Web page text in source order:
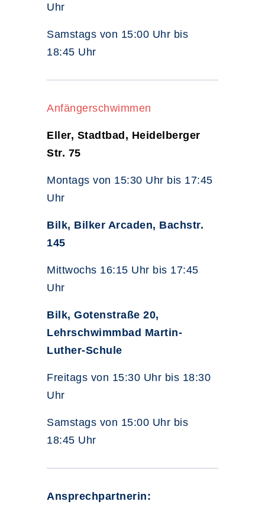
Uhr
Samstags von 15:00 Uhr bis
18:45 Uhr
Anfängerschwimmen
Eller, Stadtbad, Heidelberger
Str. 75
Montags von 15:30 Uhr bis 17:45
Uhr
Bilk, Bilker Arcaden, Bachstr.
145
Mittwochs 16:15 Uhr bis 17:45
Uhr
Bilk, Gotenstraße 20,
Lehrschwimmbad Martin-
Luther-Schule
Freitags von 15:30 Uhr bis 18:30
Uhr
Samstags von 15:00 Uhr bis
18:45 Uhr
Ansprechpartnerin: